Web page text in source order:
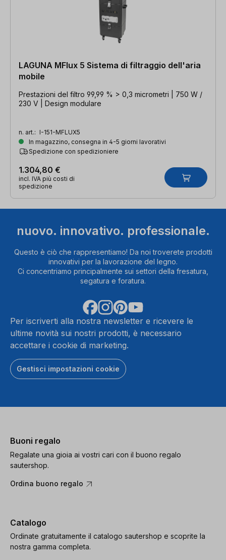
LAGUNA MFlux 5 Sistema di filtraggio dell'aria
mobile
Prestazioni del filtro 99,99 % > 0,3 micrometri | 750 W /
230 V | Design modulare
n. art.: I-151-MFLUX5
In magazzino, consegna in 4-5 giorni lavorativi
Spedizione con spedizioniere
1.304,80 €
incl. IVA più costi di
spedizione
nuovo. innovativo. professionale.
Questo è ciò che rappresentiamo! Da noi troverete prodotti
innovativi per la lavorazione del legno.
Ci concentriamo principalmente sui settori della fresatura,
segatura e foratura.
Per iscriverti alla nostra newsletter e ricevere le
ultime novità sui nostri prodotti, è necessario
accettare i cookie di marketing.
Gestisci impostazioni cookie
Buoni regalo
Regalate una gioia ai vostri cari con il buono regalo
sautershop.
Ordina buono regalo
Catalogo
Ordinate gratuitamente il catalogo sautershop e scoprite la
nostra gamma completa.